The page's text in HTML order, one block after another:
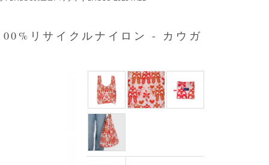
リサイクルナイロン - カウガ